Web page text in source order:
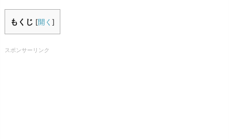
もくじ [開く ]
スポンサーリンク